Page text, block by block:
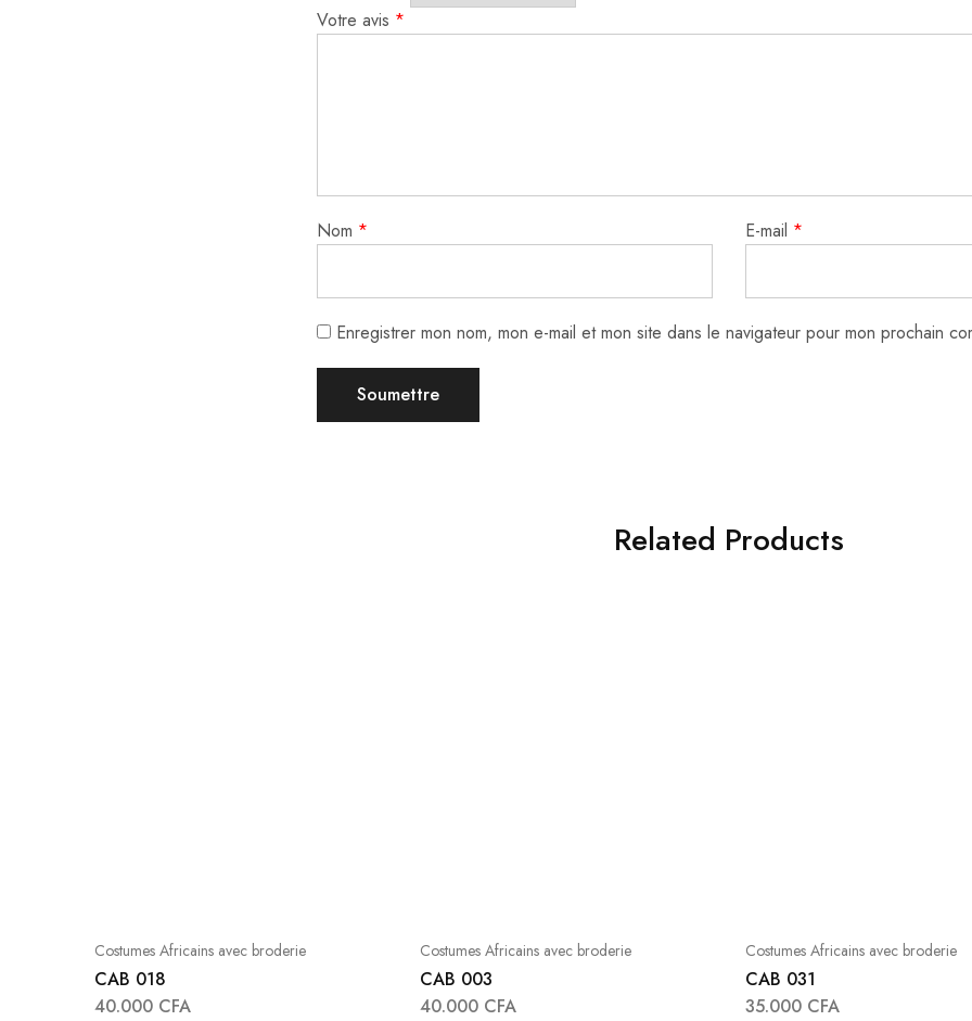
Votre avis *
Nom * E-mail *
Enregistrer mon nom, mon e-mail et mon site dans le navigateur pour mon prochain
Related Products
Costumes Africains avec broderie
CAB 018
40.000 CFA
Costumes Africains avec broderie
CAB 003
40.000 CFA
Costumes Africains avec broderie
CAB 031
35.000 CFA